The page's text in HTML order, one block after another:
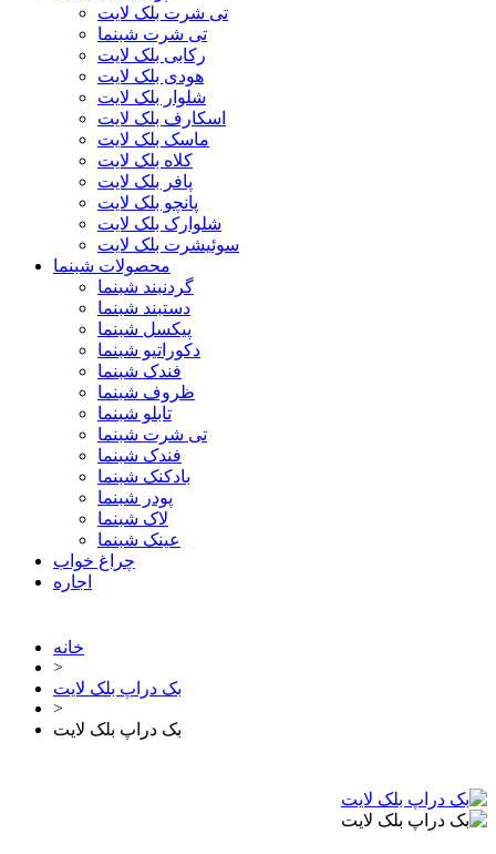
تی شرت بلک لایت
تی شرت شبنما
رکابی بلک لایت
هودی بلک لایت
شلوار بلک لایت
اسکارف بلک لایت
ماسک بلک لایت
کلاه بلک لایت
پافر بلک لایت
پانچو بلک لایت
شلوارک بلک لایت
سوئیشرت بلک لایت
محصولات شبنما
گردنبند شبنما
دستبند شبنما
پیکسل شبنما
دکوراتیو شبنما
فندک شبنما
ظروف شبنما
تابلو شبنما
تی شرت شبنما
فندک شبنما
بادکنک شبنما
پودر شبنما
لاک شبنما
عینک شبنما
چراغ خواب
اجاره
خانه
>
بک دراپ بلک لایت
>
بک دراپ بلک لایت